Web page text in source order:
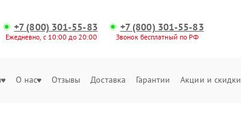
+7 (800) 301-55-83
Ежедневно, с 10:00 до 20:00
+7 (800) 301-55-83
Звонок бесплатный по РФ
О нас Отзывы Доставка Гарантии Акции и скидки